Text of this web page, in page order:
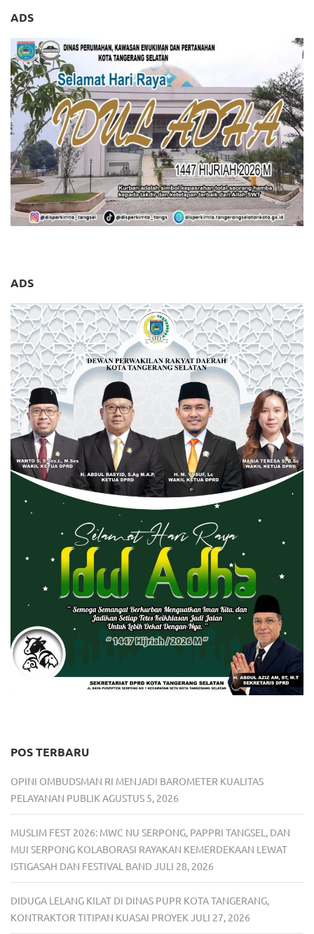
ADS
ADS
POS TERBARU
OPINI OMBUDSMAN RI MENJADI BAROMETER KUALITAS
PELAYANAN PUBLIK AGUSTUS 5, 2026
MUSLIM FEST 2026: MWC NU SERPONG, PAPPRI TANGSEL, DAN
MUI SERPONG KOLABORASI RAYAKAN KEMERDEKAAN LEWAT
ISTIGASAH DAN FESTIVAL BAND JULI 28, 2026
DIDUGA LELANG KILAT DI DINAS PUPR KOTA TANGERANG,
KONTRAKTOR TITIPAN KUASAI PROYEK JULI 27, 2026